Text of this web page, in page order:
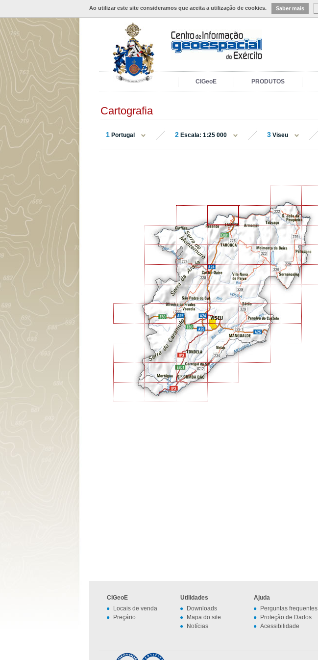
Ao utilizar este site consideramos que aceita a utilização de cookies. Saber mais
CIGeoE PRODUTOS
Cartografia
1 Portugal 2 Escala: 1:25 000 3 Viseu
CIGeoE
Locais de venda
Preçário
Utilidades
Downloads
Mapa do site
Notícias
Ajuda
Perguntas frequentes
Proteção de Dados
Acessibilidade